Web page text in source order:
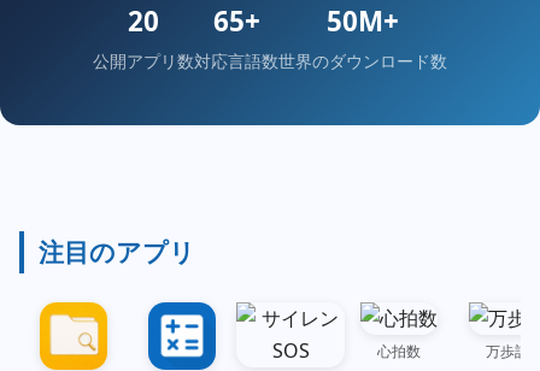
20
公開アプリ数
65+
対応言語数
50M+
世界のダウンロード数
注目のアプリ
心拍数 万歩計